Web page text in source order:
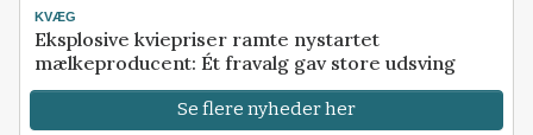
KVÆG
Eksplosive kviepriser ramte nystartet
mælkeproducent: Ét fravalg gav store udsving
Se flere nyheder her